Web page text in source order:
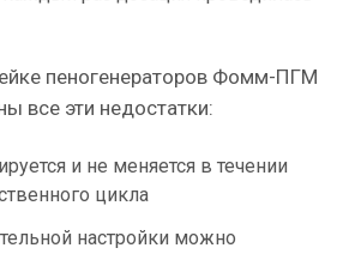
пеногенераторов Фомм-ПГМ
все эти недостатки:
и не меняется в течении
цикла
настройки можно